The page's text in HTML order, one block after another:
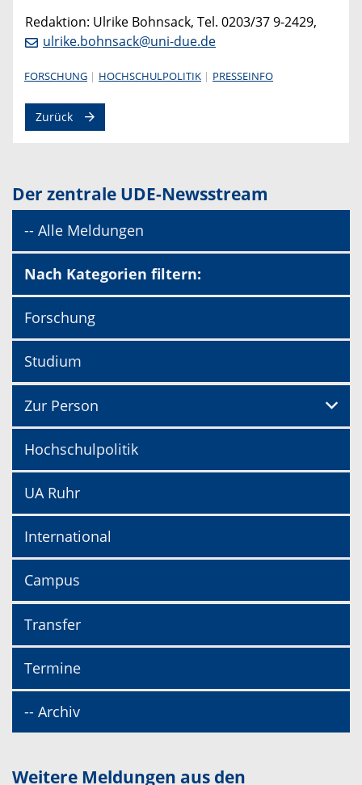
Redaktion: Ulrike Bohnsack, Tel. 0203/37 9-2429,
ulrike.bohnsack@uni-due.de
FORSCHUNG HOCHSCHULPOLITIK PRESSEINFO
Zurück
Der zentrale UDE-Newsstream
-- Alle Meldungen
Nach Kategorien filtern:
Forschung
Studium
Zur Person
Hochschulpolitik
UA Ruhr
International
Campus
Transfer
Termine
-- Archiv
Weitere Meldungen aus den